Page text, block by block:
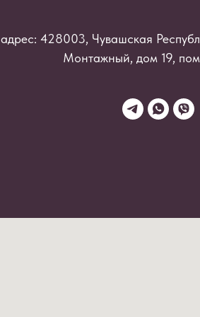
428003, Чувашская
Монтажный, дом 19,